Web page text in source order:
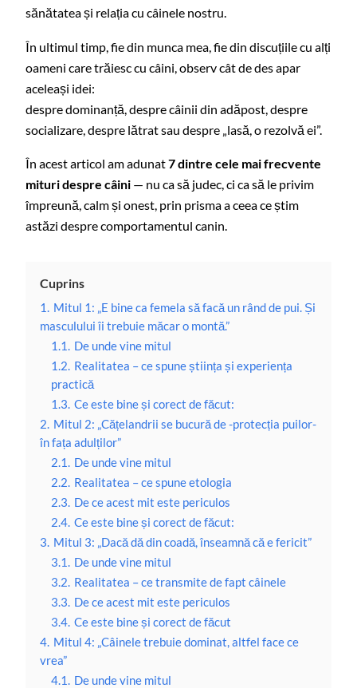
sănătatea și relația cu câinele nostru.
În ultimul timp, fie din munca mea, fie din discuțiile cu alți
oameni care trăiesc cu câini, observ cât de des apar
aceleași idei:
despre dominanță, despre câinii din adăpost, despre
socializare, despre lătrat sau despre „lasă, o rezolvă ei”.
În acest articol am adunat7 dintre cele mai frecvente
mituri despre câini — nu ca să judec, ci ca să le privim
împreună, calm și onest, prin prisma a ceea ce știm
astăzi despre comportamentul canin.
Cuprins
1. Mitul 1: „E bine ca femela să facă un rând de pui. Și
masculului îi trebuie măcar o montă.”
1.1. De unde vine mitul
1.2. Realitatea – ce spune știința și experiența
practică
1.3. Ce este bine și corect de făcut:
2. Mitul 2: „Cățelandrii se bucură de -protecția puilor-
în fața adulților”
2.1. De unde vine mitul
2.2. Realitatea – ce spune etologia
2.3. De ce acest mit este periculos
2.4. Ce este bine și corect de făcut:
3. Mitul 3: „Dacă dă din coadă, înseamnă că e fericit”
3.1. De unde vine mitul
3.2. Realitatea – ce transmite de fapt câinele
3.3. De ce acest mit este periculos
3.4. Ce este bine și corect de făcut
4. Mitul 4: „Câinele trebuie dominat, altfel face ce
vrea”
4.1. De unde vine mitul